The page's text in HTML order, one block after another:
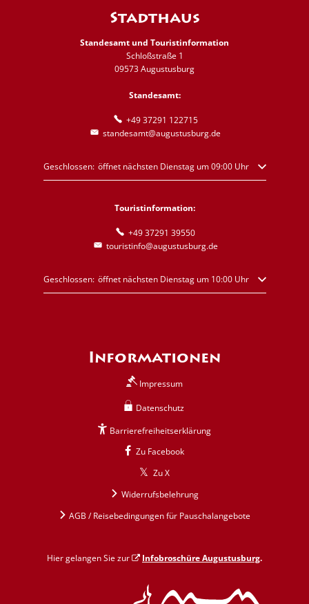
Stadthaus
Standesamt und Touristinformation
Schloßstraße 1
09573 Augustusburg
Standesamt:
+49 37291 122715
standesamt@augustusburg.de
Klicken, um weitere Öffnungs- oder Schließzeiten auszublenden
Geschlossen: öffnet nächsten Dienstag um 09:00 Uhr
Touristinformation:
+49 37291 39550
touristinfo@augustusburg.de
Klicken, um weitere Öffnungs- oder Schließzeiten auszublenden
Geschlossen: öffnet nächsten Dienstag um 10:00 Uhr
Informationen
Impressum
Datenschutz
Barrierefreiheitserklärung
Zu Facebook
Zu X
Widerrufsbelehrung
AGB / Reisebedingungen für Pauschalangebote
Hier gelangen Sie zur Infobroschüre Augustusburg.